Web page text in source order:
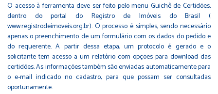
O acesso à ferramenta deve ser feito pelo menu Guichê de Certidões,
dentro do portal do Registro de Imóveis do Brasil (
www.registrodeimoveis.org.br). O processo é simples, sendo necessário
apenas o preenchimento de um formulário com os dados do pedido e
do requerente. A partir dessa etapa, um protocolo é gerado e o
solicitante tem acesso a um relatório com opções para download das
certidões. As informações também são enviadas automaticamente para
o e-mail indicado no cadastro, para que possam ser consultadas
oportunamente.